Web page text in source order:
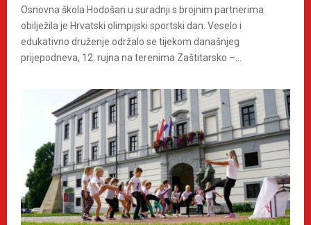
Osnovna škola Hodošan u suradnji s brojnim partnerima
obilježila je Hrvatski olimpijski sportski dan. Veselo i
edukativno druženje održalo se tijekom današnjeg
prijepodneva, 12. rujna na terenima Zaštitarsko –...